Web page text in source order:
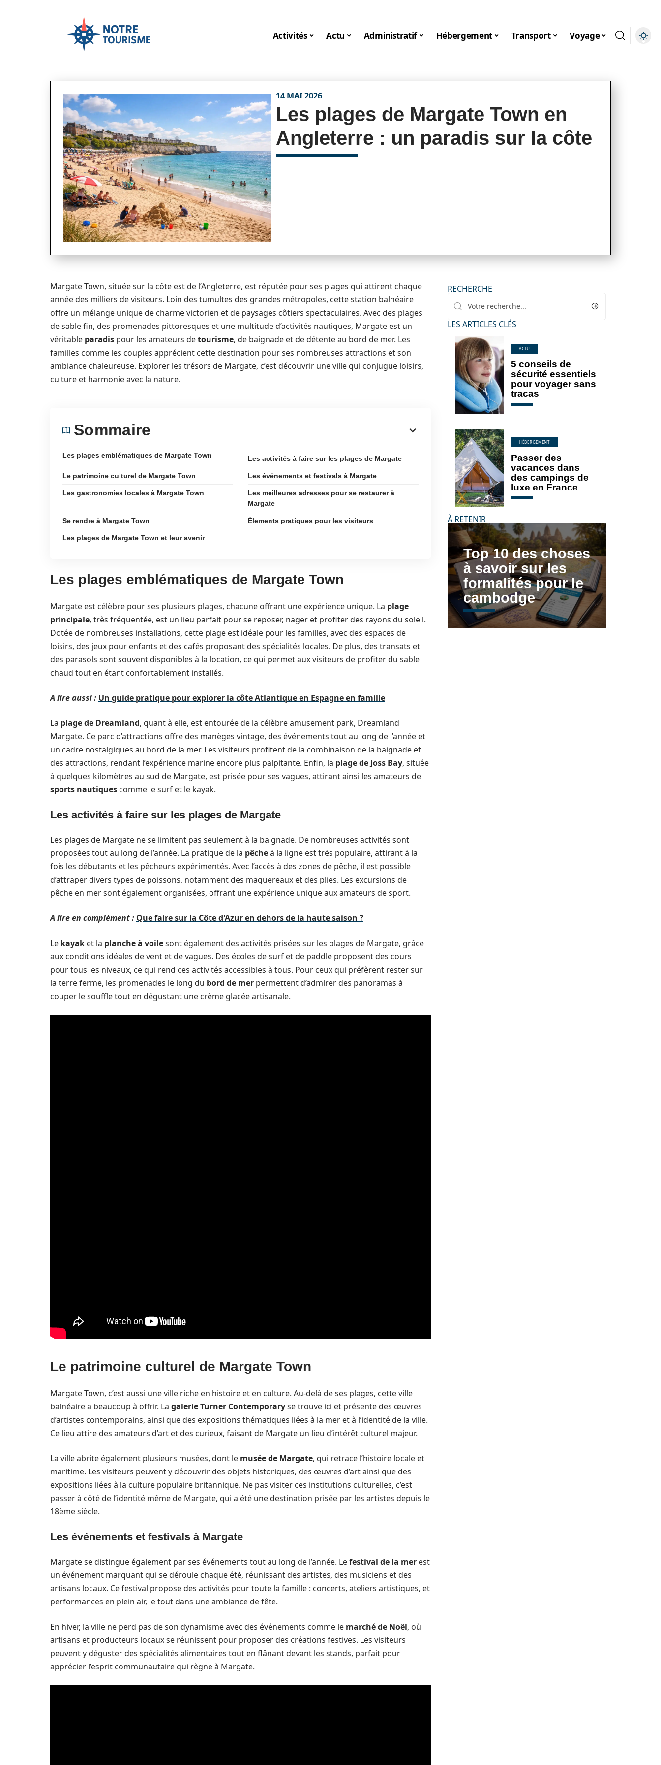
Activités Actu Administratif Hébergement Transport Voyage
14 MAI 2026
Les plages de Margate Town en
Angleterre : un paradis sur la côte
Margate Town, située sur la côte est de l’Angleterre, est réputée pour ses plages qui attirent chaque
année des milliers de visiteurs. Loin des tumultes des grandes métropoles, cette station balnéaire
offre un mélange unique de charme victorien et de paysages côtiers spectaculaires. Avec des plages
de sable fin, des promenades pittoresques et une multitude d’activités nautiques, Margate est un
véritable paradis pour les amateurs detourisme, de baignade et de détente au bord de mer. Les
familles comme les couples apprécient cette destination pour ses nombreuses attractions et son
ambiance chaleureuse. Explorer les trésors de Margate, c’est découvrir une ville qui conjugue loisirs,
culture et harmonie avec la nature.
Sommaire
Les plages emblématiques de Margate Town Les activités à faire sur les plages de Margate
Le patrimoine culturel de Margate Town Les événements et festivals à Margate
Les gastronomies locales à Margate Town
Les meilleures adresses pour se restaurer à
Margate
Se rendre à Margate Town Élements pratiques pour les visiteurs
Les plages de Margate Town et leur avenir
Les plages emblématiques de Margate Town
Margate est célèbre pour ses plusieurs plages, chacune offrant une expérience unique. La plage
principale, très fréquentée, est un lieu parfait pour se reposer, nager et profiter des rayons du soleil.
Dotée de nombreuses installations, cette plage est idéale pour les familles, avec des espaces de
loisirs, des jeux pour enfants et des cafés proposant des spécialités locales. De plus, des transats et
des parasols sont souvent disponibles à la location, ce qui permet aux visiteurs de profiter du sable
chaud tout en étant confortablement installés.
A lire aussi : Un guide pratique pour explorer la côte Atlantique en Espagne en famille
La plage de Dreamland, quant à elle, est entourée de la célèbre amusement park, Dreamland
Margate. Ce parc d’attractions offre des manèges vintage, des événements tout au long de l’année et
un cadre nostalgiques au bord de la mer. Les visiteurs profitent de la combinaison de la baignade et
des attractions, rendant l’expérience marine encore plus palpitante. Enfin, la plage de Joss Bay, située
à quelques kilomètres au sud de Margate, est prisée pour ses vagues, attirant ainsi les amateurs de
sports nautiques comme le surf et le kayak.
Les activités à faire sur les plages de Margate
Les plages de Margate ne se limitent pas seulement à la baignade. De nombreuses activités sont
proposées tout au long de l’année. La pratique de la pêcheà la ligne est très populaire, attirant à la
fois les débutants et les pêcheurs expérimentés. Avec l’accès à des zones de pêche, il est possible
d’attraper divers types de poissons, notamment des maquereaux et des plies. Les excursions de
pêche en mer sont également organisées, offrant une expérience unique aux amateurs de sport.
A lire en complément : Que faire sur la Côte d'Azur en dehors de la haute saison ?
Le kayak et la planche à voilesont également des activités prisées sur les plages de Margate, grâce
aux conditions idéales de vent et de vagues. Des écoles de surf et de paddle proposent des cours
pour tous les niveaux, ce qui rend ces activités accessibles à tous. Pour ceux qui préfèrent rester sur
la terre ferme, les promenades le long du bord de mer permettent d’admirer des panoramas à
couper le souffle tout en dégustant une crème glacée artisanale.
Le patrimoine culturel de Margate Town
Margate Town, c’est aussi une ville riche en histoire et en culture. Au-delà de ses plages, cette ville
balnéaire a beaucoup à offrir. La galerie Turner Contemporaryse trouve ici et présente des œuvres
d’artistes contemporains, ainsi que des expositions thématiques liées à la mer et à l’identité de la ville.
Ce lieu attire des amateurs d’art et des curieux, faisant de Margate un lieu d’intérêt culturel majeur.
La ville abrite également plusieurs musées, dont le musée de Margate, qui retrace l’histoire locale et
maritime. Les visiteurs peuvent y découvrir des objets historiques, des œuvres d’art ainsi que des
expositions liées à la culture populaire britannique. Ne pas visiter ces institutions culturelles, c’est
passer à côté de l’identité même de Margate, qui a été une destination prisée par les artistes depuis le
18ème siècle.
Les événements et festivals à Margate
Margate se distingue également par ses événements tout au long de l’année. Lefestival de la mer est
un événement marquant qui se déroule chaque été, réunissant des artistes, des musiciens et des
artisans locaux. Ce festival propose des activités pour toute la famille : concerts, ateliers artistiques, et
performances en plein air, le tout dans une ambiance de fête.
En hiver, la ville ne perd pas de son dynamisme avec des événements comme le marché de Noël, où
artisans et producteurs locaux se réunissent pour proposer des créations festives. Les visiteurs
peuvent y déguster des spécialités alimentaires tout en flânant devant les stands, parfait pour
apprécier l’esprit communautaire qui règne à Margate.
RECHERCHE
LES ARTICLES CLÉS
ACTU
5 conseils de
sécurité essentiels
pour voyager sans
tracas
HÉBERGEMENT
Passer des
vacances dans
des campings de
luxe en France
À RETENIR
Top 10 des choses
à savoir sur les
formalités pour le
cambodge